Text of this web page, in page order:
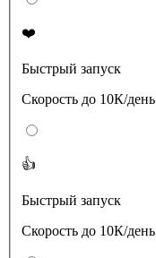
❤️
Быстрый запуск
Скорость до 10К/день
👍
Быстрый запуск
Скорость до 10К/день